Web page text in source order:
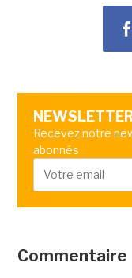
Recevez notre
abonnés
Commentaire